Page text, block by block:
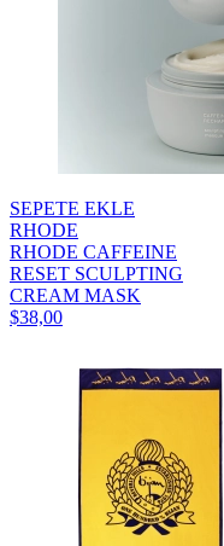
SEPETE EKLE
RHODE
RHODE CAFFEINE
RESET SCULPTING
CREAM MASK
$38,00